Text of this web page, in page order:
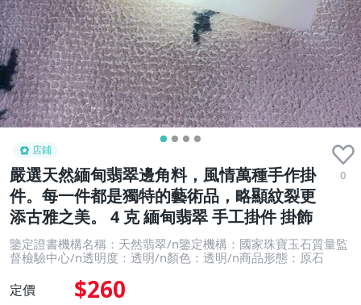
店鋪
嚴選天然緬甸翡翠邊角料，風情萬種手作掛
件。每一件都是獨特的藝術品，略顯紋裂更
添古雅之美。 4 克 緬甸翡翠 手工掛件 掛飾
0
鑒定證書機構名稱：天然翡翠/n鑒定機構：國家珠寶玉石質量監
督檢驗中心/n透明度：透明/n顏色：透明/n商品形態：原石
定價 $260